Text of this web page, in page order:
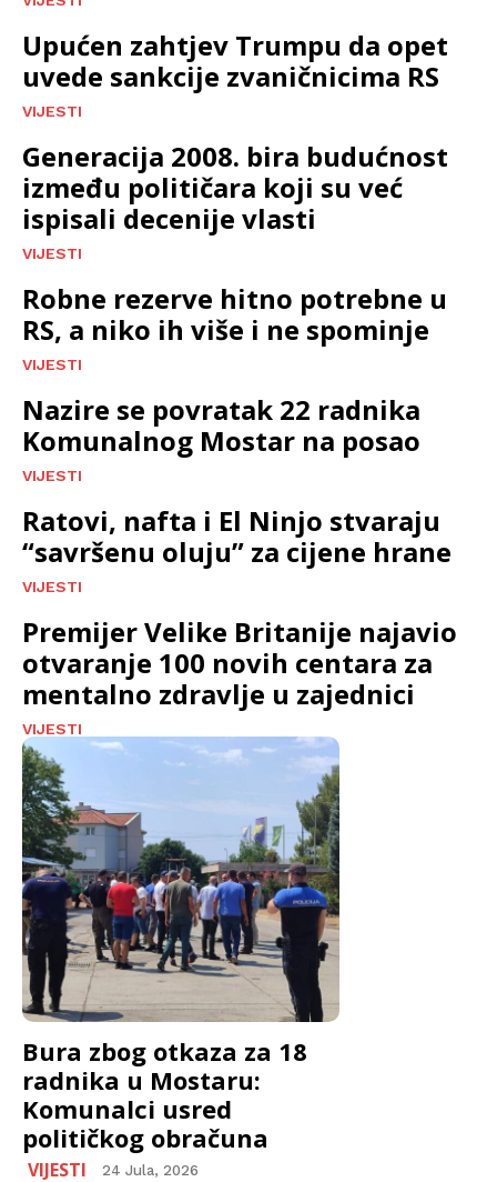
Upućen zahtjev Trumpu da opet
uvede sankcije zvaničnicima RS
VIJESTI
Generacija 2008. bira budućnost
između političara koji su već
ispisali decenije vlasti
VIJESTI
Robne rezerve hitno potrebne u
RS, a niko ih više i ne spominje
VIJESTI
Nazire se povratak 22 radnika
Komunalnog Mostar na posao
VIJESTI
Ratovi, nafta i El Ninjo stvaraju
“savršenu oluju” za cijene hrane
VIJESTI
Premijer Velike Britanije najavio
otvaranje 100 novih centara za
mentalno zdravlje u zajednici
VIJESTI
Bura zbog otkaza za 18
radnika u Mostaru:
Komunalci usred
političkog obračuna
VIJESTI 24 Jula, 2026